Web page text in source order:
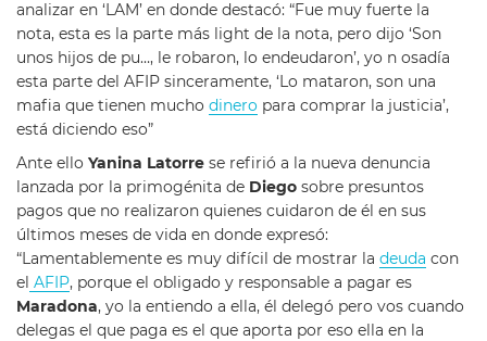
analizar en ‘LAM’ en donde destacó: “Fue muy fuerte la
nota, esta es la parte más light de la nota, pero dijo ‘Son
unos hijos de pu…, le robaron, lo endeudaron’, yo n osadía
esta parte del AFIP sinceramente, ‘Lo mataron, son una
mafia que tienen mucho dinero para comprar la justicia’,
está diciendo eso”
Ante ello Yanina Latorre se refirió a la nueva denuncia
lanzada por la primogénita de Diego sobre presuntos
pagos que no realizaron quienes cuidaron de él en sus
últimos meses de vida en donde expresó:
“Lamentablemente es muy difícil de mostrar la deuda con
el AFIP, porque el obligado y responsable a pagar es
Maradona, yo la entiendo a ella, él delegó pero vos cuando
delegas el que paga es el que aporta por eso ella en la